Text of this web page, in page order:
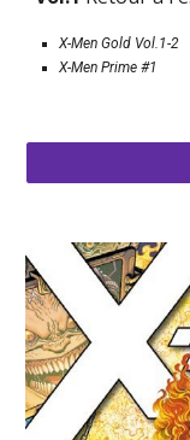
X-Men Gold Vol.1-2
X-Men Prime #1